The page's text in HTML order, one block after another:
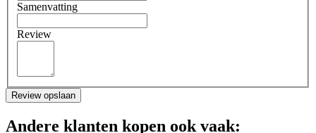
Samenvatting
Review
Review opslaan
Andere klanten kopen ook vaak: